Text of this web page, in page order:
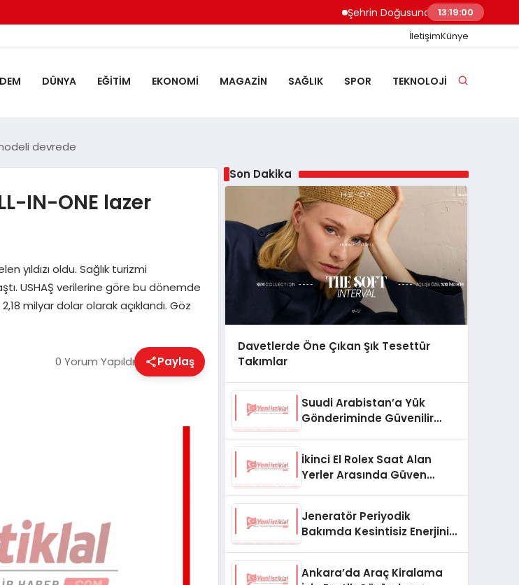
Şehrin Doğusundan Boğaz Kıyılarına
13:19:01
İletişimKünye
DÜNYA EĞITIM EKONOMI MAGAZIN SAĞLIK SPOR TEKNOLOJI
devrede
IN-ONE lazer
yıldızı oldu. Sağlık turizmi
USHAŞ verilerine göre bu dönemde
milyar dolar olarak açıklandı. Göz
0 Yorum Yapıldı Paylaş
Son Dakika
Davetlerde Öne Çıkan Şık Tesettür
Takımlar
Suudi Arabistan’a Yük
Gönderiminde Güvenilir
İkinci El Rolex Saat Alan
Yerler Arasında Güven
Jeneratör Periyodik
Bakımda Kesintisiz Enerjinin
Ankara’da Araç Kiralama